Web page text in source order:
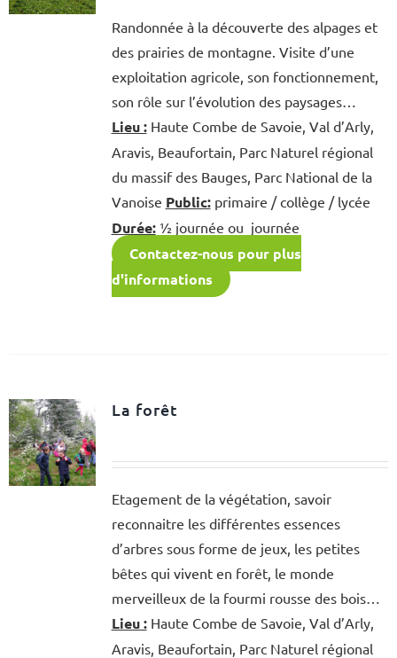
Randonnée à la découverte des alpages et
des prairies de montagne. Visite d’une
exploitation agricole, son fonctionnement,
son rôle sur l’évolution des paysages…
Lieu :Haute Combe de Savoie, Val d’Arly,
Aravis, Beaufortain, Parc Naturel régional
du massif des Bauges, Parc National de la
Vanoise Public:primaire / collège / lycée
Durée:½ journée ou journée
Contactez-nous pour plus
d'informations
La forêt
Etagement de la végétation, savoir
reconnaitre les différentes essences
d’arbres sous forme de jeux, les petites
bêtes qui vivent en forêt, le monde
merveilleux de la fourmi rousse des bois…
Lieu :Haute Combe de Savoie, Val d’Arly,
Aravis, Beaufortain, Parc Naturel régional